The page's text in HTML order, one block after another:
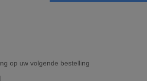
op uw volgende bestelling